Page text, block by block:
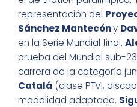
representación del
Sánchez Mantecóny
en la Serie Mundial final.
prueba del Mundial sub-
carrera de la categoría
Catalá (clase PTVI,
modalidad adaptada.